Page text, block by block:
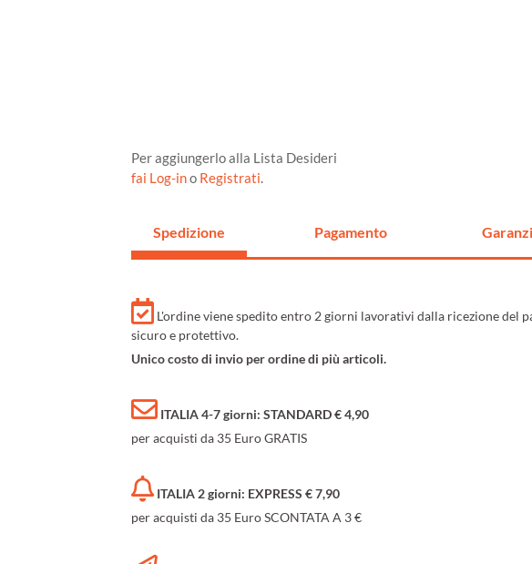
Per aggiungerlo alla Lista Desideri
fai Log-ino Registrati.
Spedizione Pagamento
L'ordine viene spedito entro 2 giorni lavorativi dalla ricezione del
sicuro e protettivo.
Unico costo di invio per ordine di più articoli.
ITALIA 4-7 giorni: STANDARD € 4,90
per acquisti da 35 Euro GRATIS
ITALIA 2 giorni: EXPRESS € 7,90
per acquisti da 35 Euro SCONTATA A 3 €